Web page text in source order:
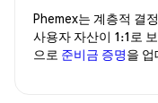
Phemex는 계층적 결
사용자 자산이 1:1로
으로 준비금 증명을